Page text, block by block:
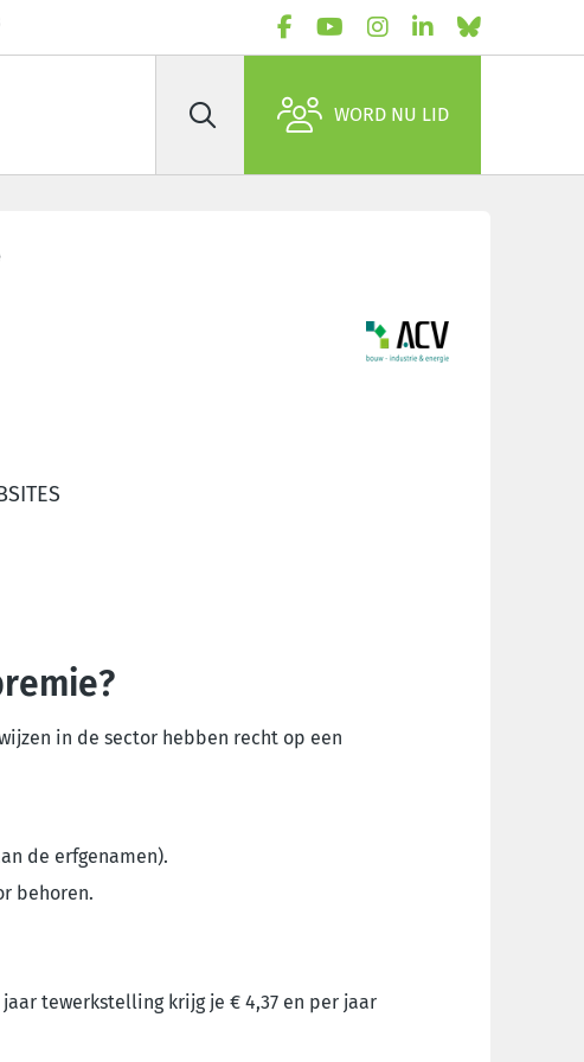
Zoek WORD NU LID
in de sector hebben recht op een
de erfgenamen).
behoren.
tewerkstelling krijg je € 4,37 en per jaar